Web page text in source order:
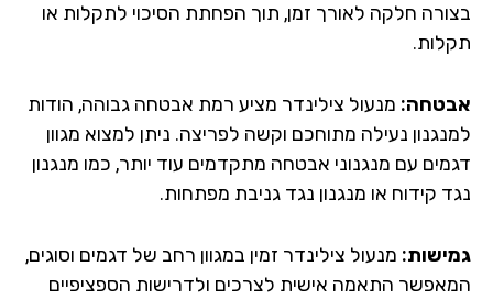
חלקה לאורך זמן, תוך הפחתת הסיכוי לתקלות או
מנעול צילינדר מציע רמת אבטחה גבוהה, הודות
נעילה מתוחכם וקשה לפריצה. ניתן למצוא מגוון
עם מנגנוני אבטחה מתקדמים עוד יותר, כמו מנגנון
קידוח או מנגנון נגד גניבת מפתחות.
מנעול צילינדר זמין במגוון רחב של דגמים וסוגים,
התאמה אישית לצרכים ולדרישות הספציפיים